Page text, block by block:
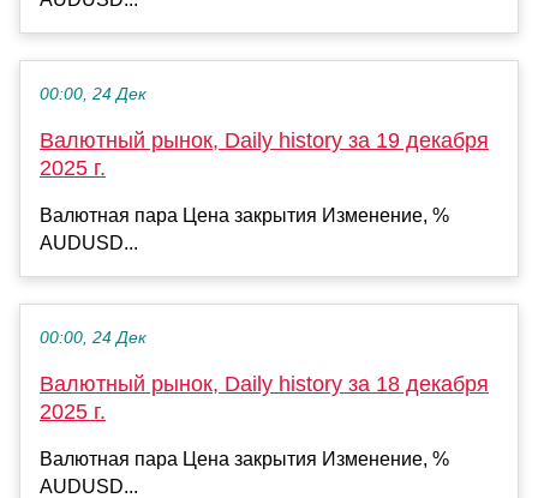
00:00, 24 Дек
Валютный рынок, Daily history за 19 декабря
2025 г.
Валютная пара Цена закрытия Изменение, %
AUDUSD...
00:00, 24 Дек
Валютный рынок, Daily history за 18 декабря
2025 г.
Валютная пара Цена закрытия Изменение, %
AUDUSD...